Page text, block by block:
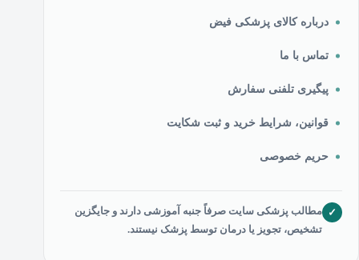
درباره کالای پزشکی فیض
تماس با ما
پیگیری تلفنی سفارش
قوانین، شرایط خرید و ثبت شکایت
حریم خصوصی
✓
مطالب پزشکی سایت صرفاً جنبه آموزشی دارند و جایگزین
تشخیص، تجویز یا درمان توسط پزشک نیستند.